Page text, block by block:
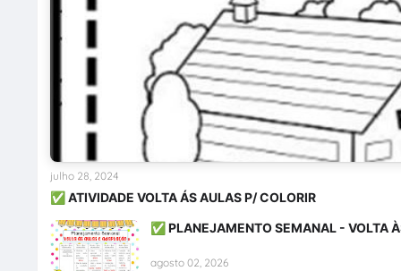
✅ ATIVIDADE VOLTA ÁS AULAS P/ COLORIR
julho 28, 2024
✅ PLANEJAMENTO SEMANAL - VOLTA
agosto 02, 2026